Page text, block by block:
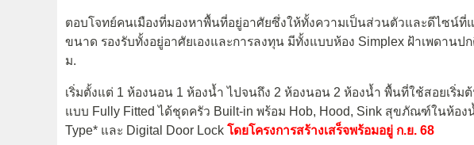
ตอบโจทย์คนเมืองที่มองหาพื้นที่อยู่อาศัยซึ่งให้ทั้งความเป็นส่วนตัวและดีไซน์ที่
ขนาด รองรับทั้งอยู่อาศัยเองและการลงทุน มีทั้งแบบห้อง Simplex ฝ้าเพดานป
ม.
เริ่มตั้งแต่ 1 ห้องนอน 1 ห้องน้ำ ไปจนถึง 2 ห้องนอน 2 ห้องน้ำ พื้นที่ใช้สอยเริ่ม
แบบ Fully Fitted ได้ชุดครัว Built-in พร้อม Hob, Hood, Sink สุขภัณฑ์ในห้อง
Type* และ Digital Door Lock โดยโครงการสร้างเสร็จพร้อมอยู่ ก.ย. 68